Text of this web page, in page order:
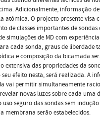
Adicionalmente, informação
atómica. O projecto presente visa
de classes importantes de
simulações de MD com
cada sonda, graus de liberdade
e composição da bicamada
extensiva das propriedades da
efeito nesta, será realizada. A
vai permitir simultaneamente
novas luzes sobre cada uma
uso seguro das sondas sem
membrana serão estabelecidos.